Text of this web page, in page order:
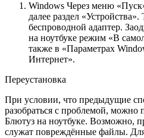
Windows Через меню
далее раздел
беспроводной адаптер.
на ноутбуке режим «В
также в «Параметрах
Интернет».
Переустановка
При условии, что предыдущие
разобраться с проблемой, можно
Блютуз на ноутбуке. Возможно,
служат повреждённые файлы.